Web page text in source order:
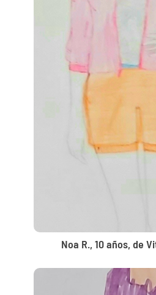
Noa R., 10 años, de